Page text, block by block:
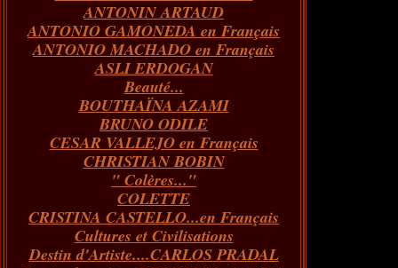
Janvier(73)
Février(55)
Janvier(43)
Mars(73)
Février(54)
Janvier(51)
Avril(73)
Mars(100)
Février(146)
Janvier(124)
ANTONIN ARTAUD
ANTONIO GAMONEDA en Français
ANTONIO MACHADO en Français
ASLI ERDOGAN
Beauté...
BOUTHAÏNA AZAMI
BRUNO ODILE
CESAR VALLEJO en Français
CHRISTIAN BOBIN
" Colères..."
COLETTE
CRISTINA CASTELLO...en Français
Cultures et Civilisations
Destin d'Artiste....CARLOS PRADAL